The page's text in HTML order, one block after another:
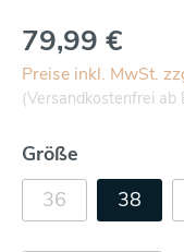
79,99 €
Preise inkl. MwSt.
(Versandkostenfrei
Größe
36
38